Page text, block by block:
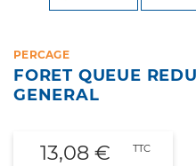
PERCAGE
FORET QUEUE
GENERAL
13,08 € TTC